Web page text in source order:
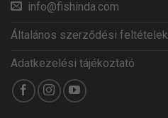
info@fishinda.com
Általános szerződési feltételek
Adatkezelési tájékoztató